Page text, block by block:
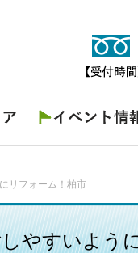
リフォーム！柏市
やすいよう